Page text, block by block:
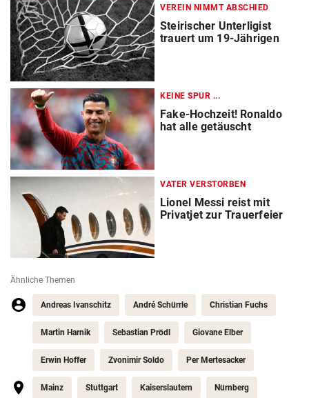
VEREIN NIMMT ABSCHIED
Steirischer Unterligist
trauert um 19-Jährigen
KEINE SPUR ...
Fake-Hochzeit! Ronaldo
hat alle getäuscht
VATER VERSTORBEN
Lionel Messi reist mit
Privatjet zur Trauerfeier
Ähnliche Themen
Andreas Ivanschitz André Schürrle Christian Fuchs
Martin Harnik Sebastian Prödl Giovane Elber
Erwin Hoffer Zvonimir Soldo Per Mertesacker
Mainz Stuttgart Kaiserslautern Nürnberg